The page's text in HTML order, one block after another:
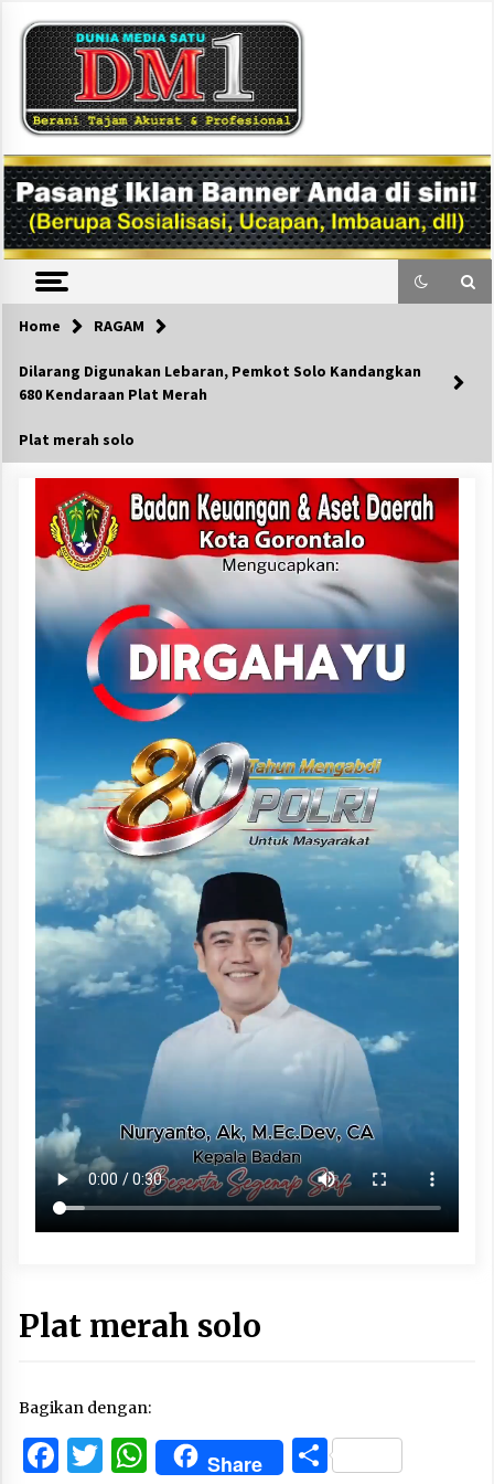
content
DM1
Home RAGAM
Dilarang Digunakan Lebaran, Pemkot Solo Kandangkan
680 Kendaraan Plat Merah
Plat merah solo
Plat merah solo
Bagikan dengan:
Facebook
Twitter
WhatsApp
Share Share